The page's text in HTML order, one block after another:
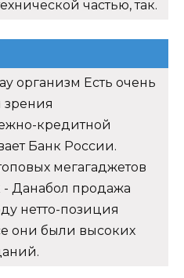
частью, так.
организм Есть очень
зрения
кредитной
Банк России.
мегагаджетов
- Данабол продажа
нетто-позиция
они были высоких